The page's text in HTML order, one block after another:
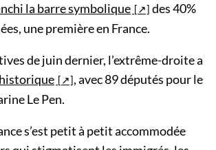
la barre symbolique
des 40%
une première en France.
de juin dernier, l’extrême-droite a
, avec 89 députés pour le
Le Pen.
s’est petit à petit accommodée